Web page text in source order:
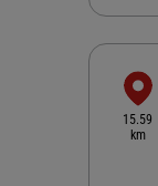
15.59
km